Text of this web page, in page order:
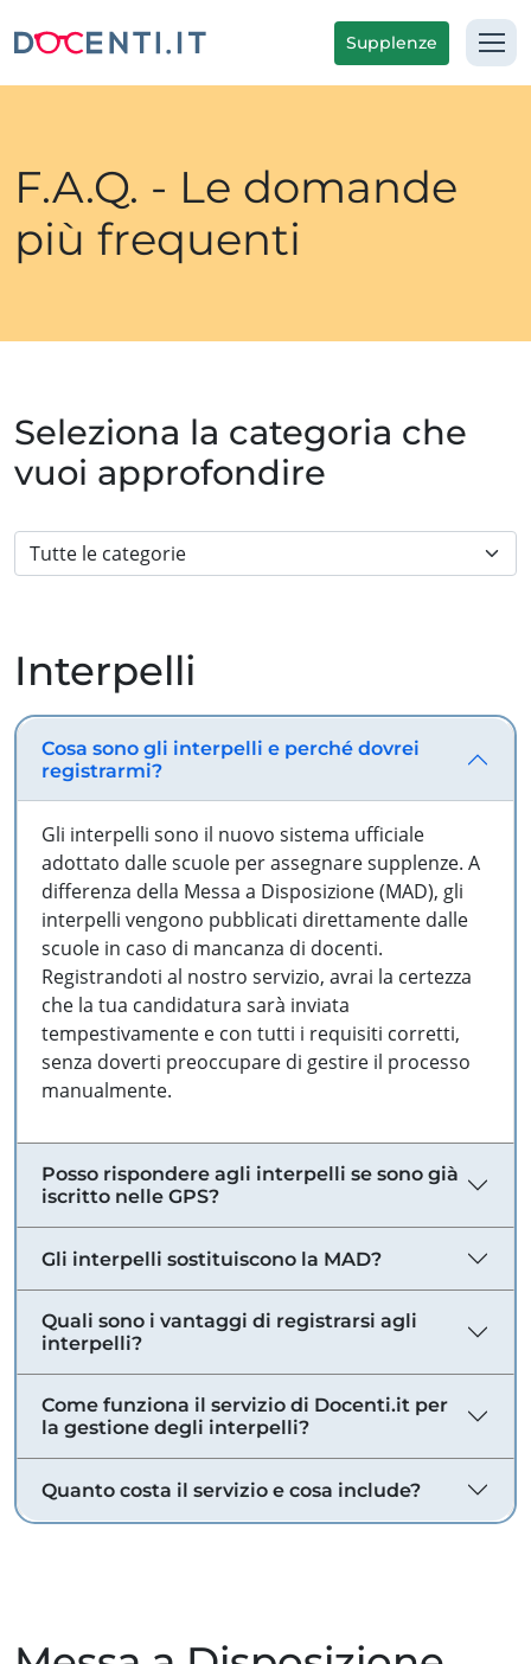
Supplenze
F.A.Q. - Le domande
più frequenti
Seleziona la categoria che
vuoi approfondire
Interpelli
Cosa sono gli interpelli e perché dovrei
registrarmi?
Gli interpelli sono il nuovo sistema ufficiale
adottato dalle scuole per assegnare supplenze. A
differenza della Messa a Disposizione (MAD), gli
interpelli vengono pubblicati direttamente dalle
scuole in caso di mancanza di docenti.
Registrandoti al nostro servizio, avrai la certezza
che la tua candidatura sarà inviata
tempestivamente e con tutti i requisiti corretti,
senza doverti preoccupare di gestire il processo
manualmente.
Posso rispondere agli interpelli se sono già
iscritto nelle GPS?
Gli interpelli sostituiscono la MAD?
Quali sono i vantaggi di registrarsi agli
interpelli?
Come funziona il servizio di Docenti.it per
la gestione degli interpelli?
Quanto costa il servizio e cosa include?